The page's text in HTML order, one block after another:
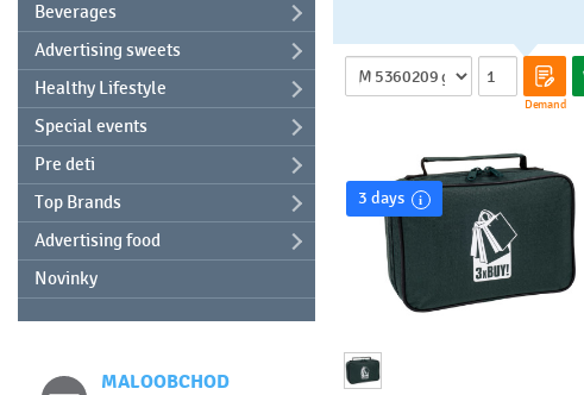
Beverages
Advertising sweets
Healthy Lifestyle
Special events
Pre deti
Top Brands
Advertising food
Novinky
MALOOBCHOD
Demand
3 days